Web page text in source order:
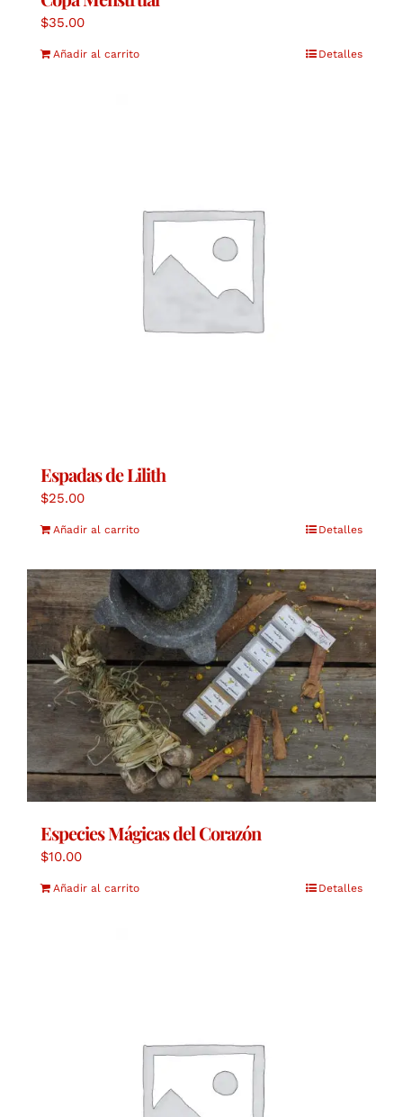
$35.00
Añadir al carrito Detalles
Espadas de Lilith
$25.00
Añadir al carrito Detalles
Especies Mágicas del Corazón
$10.00
Añadir al carrito Detalles